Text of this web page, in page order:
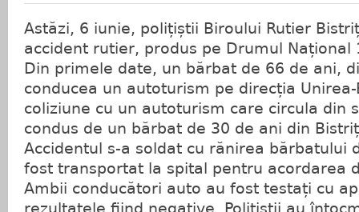
Astăzi, 6 iunie, polițiștii Biroului Rutier
accident rutier, produs pe Drumul Național
Din primele date, un bărbat de 66 de ani,
conducea un autoturism pe direcția
coliziune cu un autoturism care circula din
condus de un bărbat de 30 de ani din
Accidentul s-a soldat cu rănirea bărbatului
fost transportat la spital pentru acordarea
Ambii conducători auto au fost testați cu
rezultatele fiind negative. Polițiștii au